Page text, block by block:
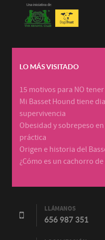
LO MÁS VISITADO
15 motivos para NO
Mi Basset Hound tiene
supervivencia
Obesidad y sobrepeso
práctica
Origen e historia del
¿Cómo es un cachorro
LLÁMANOS
656 987 351